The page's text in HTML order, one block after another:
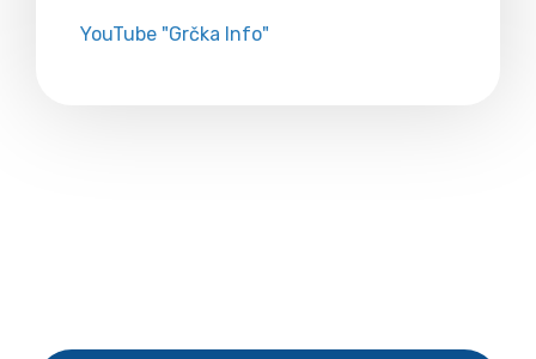
YouTube "Grčka Info"